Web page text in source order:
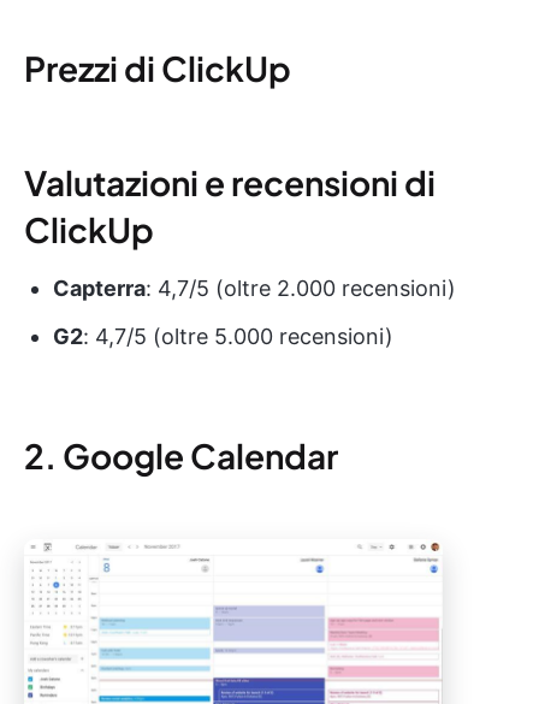
Prezzi di ClickUp
Valutazioni e recensioni di
ClickUp
Capterra: 4,7/5 (oltre 2.000 recensioni)
G2: 4,7/5 (oltre 5.000 recensioni)
2. Google Calendar